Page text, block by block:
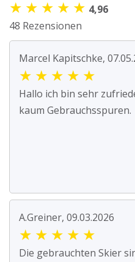
★ ★ ★ ★ ★ 4,96
48 Rezensionen
Marcel Kapitschke,
★ ★ ★ ★ ★
Hallo ich bin sehr
kaum Gebrauchsspuren.
A.Greiner, 09.03.2026
★ ★ ★ ★ ★
Die gebrauchten Skier